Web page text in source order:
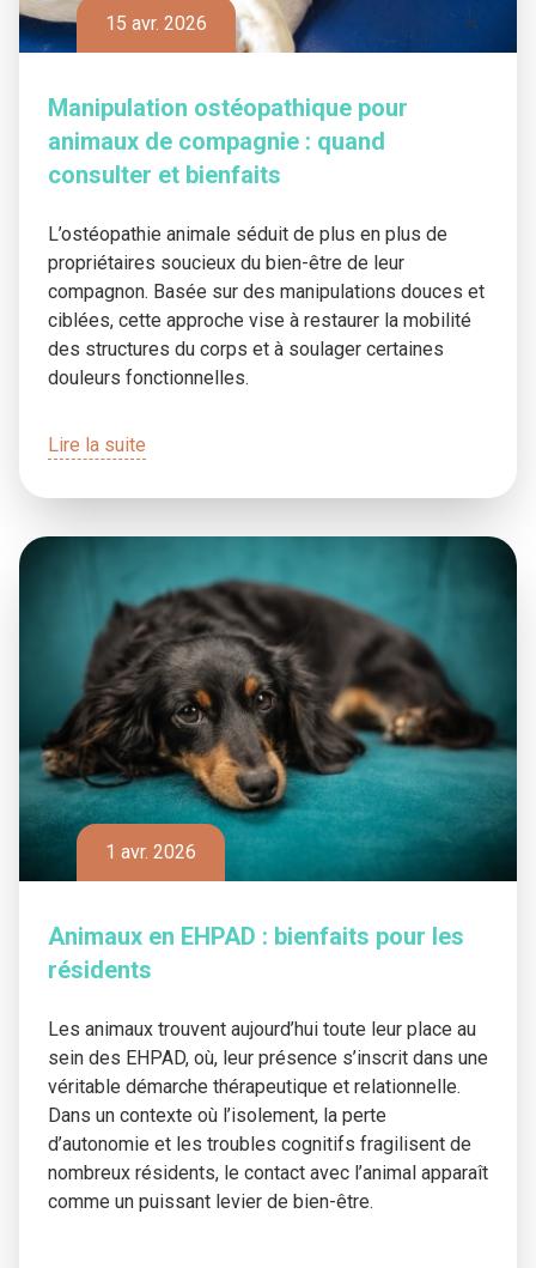
15 avr. 2026
Manipulation ostéopathique pour
animaux de compagnie : quand
consulter et bienfaits
L’ostéopathie animale séduit de plus en plus de
propriétaires soucieux du bien-être de leur
compagnon. Basée sur des manipulations douces et
ciblées, cette approche vise à restaurer la mobilité
des structures du corps et à soulager certaines
douleurs fonctionnelles.
Lire la suite
1 avr. 2026
Animaux en EHPAD : bienfaits pour les
résidents
Les animaux trouvent aujourd’hui toute leur place au
sein des EHPAD, où, leur présence s’inscrit dans une
véritable démarche thérapeutique et relationnelle.
Dans un contexte où l’isolement, la perte
d’autonomie et les troubles cognitifs fragilisent de
nombreux résidents, le contact avec l’animal apparaît
comme un puissant levier de bien-être.